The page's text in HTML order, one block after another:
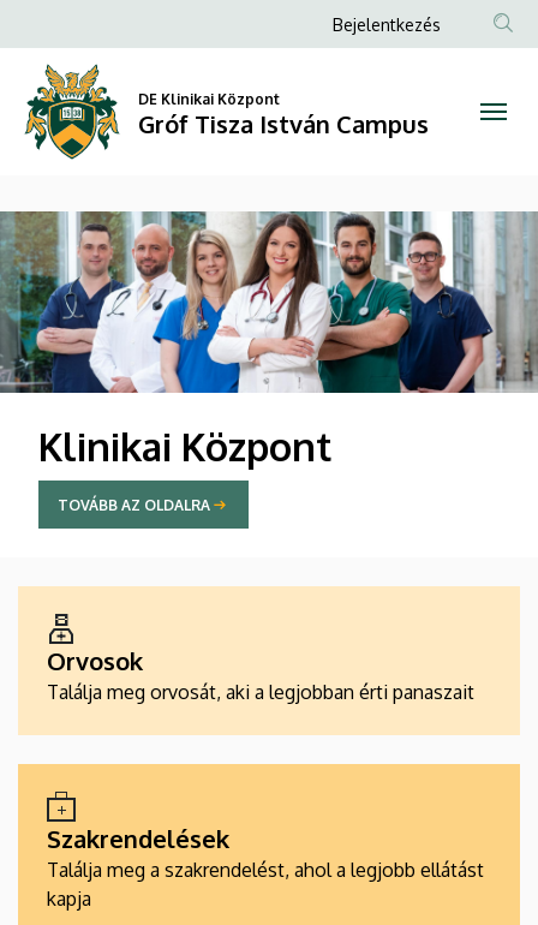
Tisza
István
Campus
Anonim
menüje
Bejelentkezés
DE Klinikai Központ
Gróf Tisza István Campus
Klinikai Központ
TOVÁBB AZ OLDALRA
Orvosok
Találja meg orvosát, aki a legjobban érti panaszait
Szakrendelések
Találja meg a szakrendelést, ahol a legjobb ellátást
kapja